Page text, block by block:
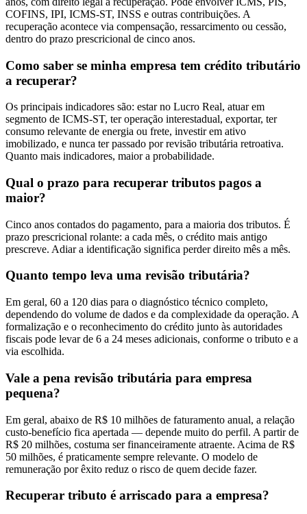
COFINS, IPI, ICMS-ST, INSS e outras contribuições. A
recuperação acontece via compensação, ressarcimento ou cessão,
dentro do prazo prescricional de cinco anos.
Como saber se minha empresa tem crédito tributário
a recuperar?
Os principais indicadores são: estar no Lucro Real, atuar em
segmento de ICMS-ST, ter operação interestadual, exportar, ter
consumo relevante de energia ou frete, investir em ativo
imobilizado, e nunca ter passado por revisão tributária retroativa.
Quanto mais indicadores, maior a probabilidade.
Qual o prazo para recuperar tributos pagos a
maior?
Cinco anos contados do pagamento, para a maioria dos tributos. É
prazo prescricional rolante: a cada mês, o crédito mais antigo
prescreve. Adiar a identificação significa perder direito mês a mês.
Quanto tempo leva uma revisão tributária?
Em geral, 60 a 120 dias para o diagnóstico técnico completo,
dependendo do volume de dados e da complexidade da operação. A
formalização e o reconhecimento do crédito junto às autoridades
fiscais pode levar de 6 a 24 meses adicionais, conforme o tributo e a
via escolhida.
Vale a pena revisão tributária para empresa
pequena?
Em geral, abaixo de R$ 10 milhões de faturamento anual, a relação
custo-benefício fica apertada — depende muito do perfil. A partir de
R$ 20 milhões, costuma ser financeiramente atraente. Acima de R$
50 milhões, é praticamente sempre relevante. O modelo de
remuneração por êxito reduz o risco de quem decide fazer.
Recuperar tributo é arriscado para a empresa?